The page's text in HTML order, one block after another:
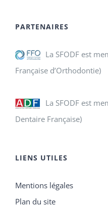
PARTENAIRES
La SFODF est
Française d’Orthodontie)
La SFODF est
Dentaire Française)
LIENS UTILES
Mentions légales
Plan du site